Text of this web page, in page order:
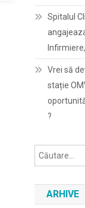
Spitalul
Vrei să
stație
?
ARHIVE